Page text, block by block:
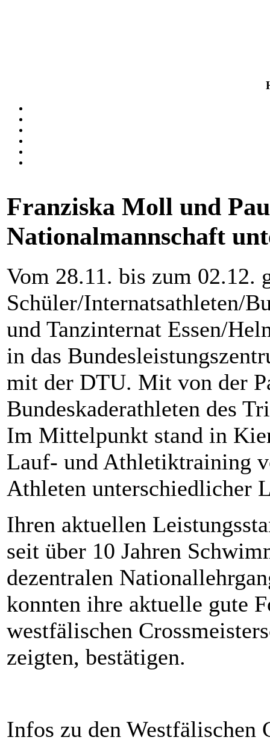
Franziska Moll und
Nationalmannschaft
Vom 28.11. bis zum 02.12.
Schüler/Internatsathleten/
und Tanzinternat Essen/
in das
mit der DTU. Mit von der
Bundeskaderathleten des
Im Mittelpunkt stand in
Lauf- und Athletiktraining
Athleten unterschiedlicher
Ihren aktuellen
seit über 10 Jahren
dezentralen
konnten ihre aktuelle gute
westfälischen
zeigten, bestätigen.
Infos zu den Westfälischen